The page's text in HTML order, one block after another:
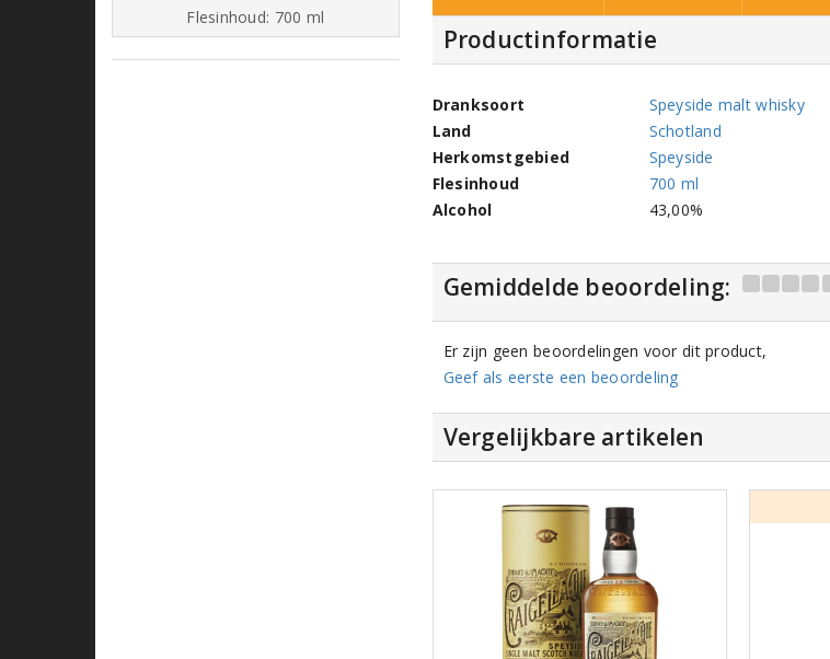
Flesinhoud: 700 ml
Productinformatie
Dranksoort
Speyside malt whisky
Land
Schotland
Herkomstgebied
Speyside
Flesinhoud
700 ml
Alcohol
43,00%
Gemiddelde beoordeling:
Er zijn geen beoordelingen voor dit product,
Geef als eerste een beoordeling
Vergelijkbare artikelen